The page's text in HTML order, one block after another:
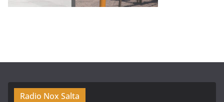
Radio Nox Salta